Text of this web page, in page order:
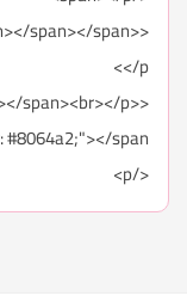
span></span>
</p>
span><br></p>
span>
</p>